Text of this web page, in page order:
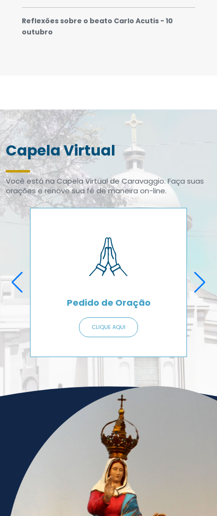
Reflexões sobre o beato Carlo Acutis - 10
outubro
Capela Virtual
Você está na Capela Virtual de Caravaggio. Faça suas
orações e renove sua fé de maneira on-line.
Pedido de Oração
CLIQUE AQUI